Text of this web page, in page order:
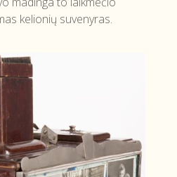
kelionių suvenyras.